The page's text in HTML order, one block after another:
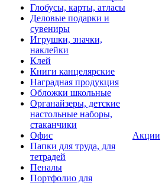
Глобусы, карты, атласы
Деловые подарки и
сувениры
Игрушки, значки,
наклейки
Клей
Книги канцелярские
Наградная продукция
Обложки школьные
Органайзеры, детские
настольные наборы,
стаканчики
Офис
Папки для труда, для
тетрадей
Пеналы
Портфолио для
Акции